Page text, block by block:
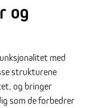
og
med
strukturene
og bringer
som de forbedrer